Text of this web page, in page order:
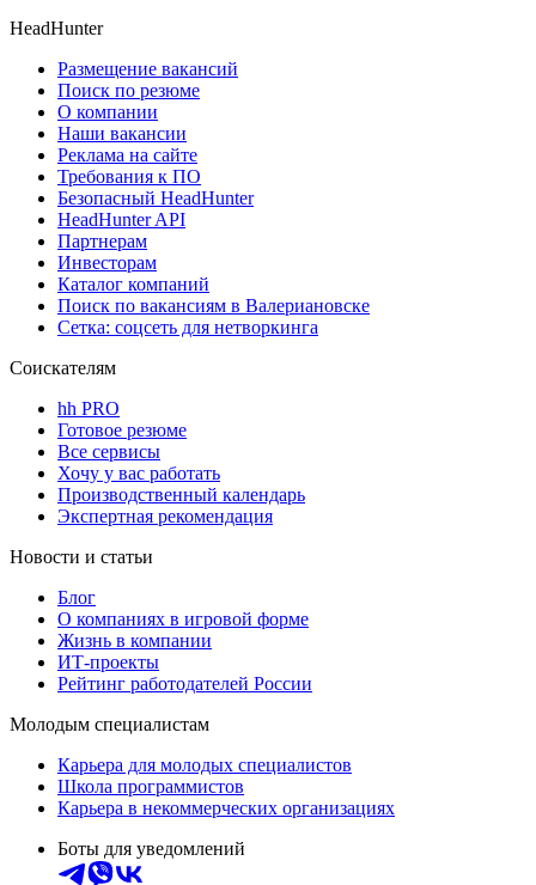
HeadHunter
Размещение вакансий
Поиск по резюме
О компании
Наши вакансии
Реклама на сайте
Требования к ПО
Безопасный HeadHunter
HeadHunter API
Партнерам
Инвесторам
Каталог компаний
Поиск по вакансиям в Валериановске
Сетка: соцсеть для нетворкинга
Соискателям
hh PRO
Готовое резюме
Все сервисы
Хочу у вас работать
Производственный календарь
Экспертная рекомендация
Новости и статьи
Блог
О компаниях в игровой форме
Жизнь в компании
ИТ-проекты
Рейтинг работодателей России
Молодым специалистам
Карьера для молодых специалистов
Школа программистов
Карьера в некоммерческих организациях
Боты для уведомлений